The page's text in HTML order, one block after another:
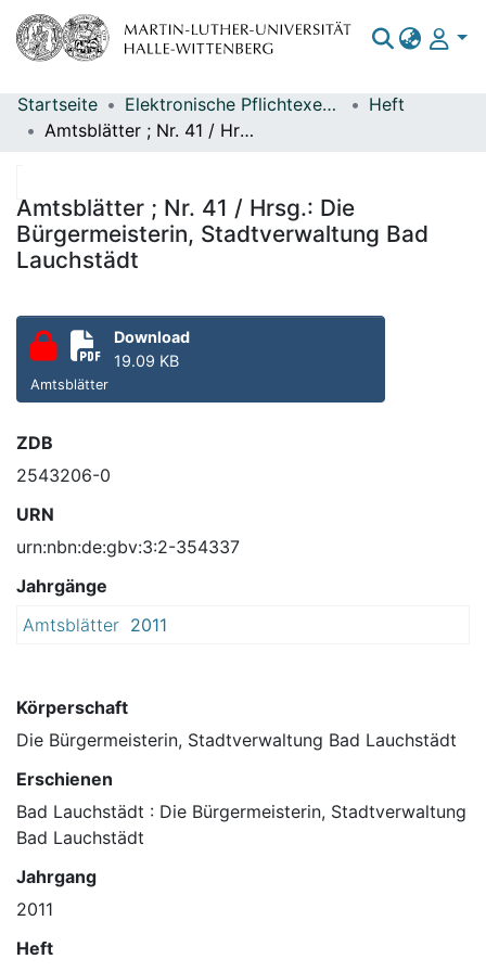
Bereiche & Sammlungen
Statistiken
Startseite Elektronische Pflichtexemplare
Heft
Amtsblätter ; Nr. 41 / Hrsg.: Die Bürgermeisterin, Stadtverwaltung Bad Lauchstädt
Amtsblätter ; Nr. 41 / Hrsg.: Die
Bürgermeisterin, Stadtverwaltung Bad
Lauchstädt
Download
19.09 KB
Amtsblätter
ZDB
2543206-0
URN
urn:nbn:de:gbv:3:2-354337
Jahrgänge
Amtsblätter 2011
Körperschaft
Die Bürgermeisterin, Stadtverwaltung Bad Lauchstädt
Erschienen
Bad Lauchstädt : Die Bürgermeisterin, Stadtverwaltung
Bad Lauchstädt
Jahrgang
2011
Heft